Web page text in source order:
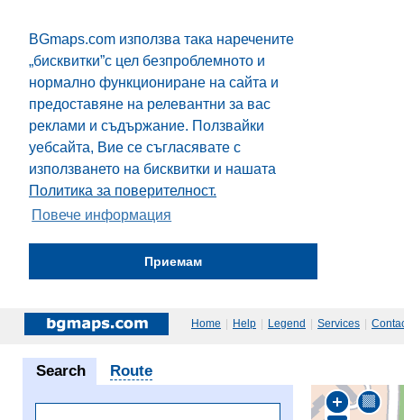
BGmaps.com използва така наречените
„бисквитки”с цел безпроблемното и
нормално функциониране на сайта и
предоставяне на релевантни за вас
реклами и съдържание. Ползвайки
уебсайта, Вие се съгласявате с
използването на бисквитки и нашата
Политика за поверителност.
Повече информация
Приемам
Home | Help | Legend | Services |
Search Route